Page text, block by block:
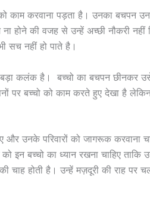
काम करवाना पड़ता है। उनका बचपन
ना होने की वजह से उन्हें अच्छी नौकरी
सच नहीं हो पाते है।
कलंक है। बच्चो का बचपन छीनकर उसे
पर बच्चो को काम करते हुए देखा है
और उनके परिवारों को जागरूक करवाना
इन बच्चो का ध्यान रखना चाहिए ताकि
होती है। उन्हें मज़दूरी की राह पर